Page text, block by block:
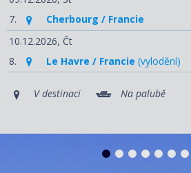
7.
Cherbourg / Francie
10.12.2026, Čt
8.
Le Havre / Francie (vylodění)
V destinaci Na palubě